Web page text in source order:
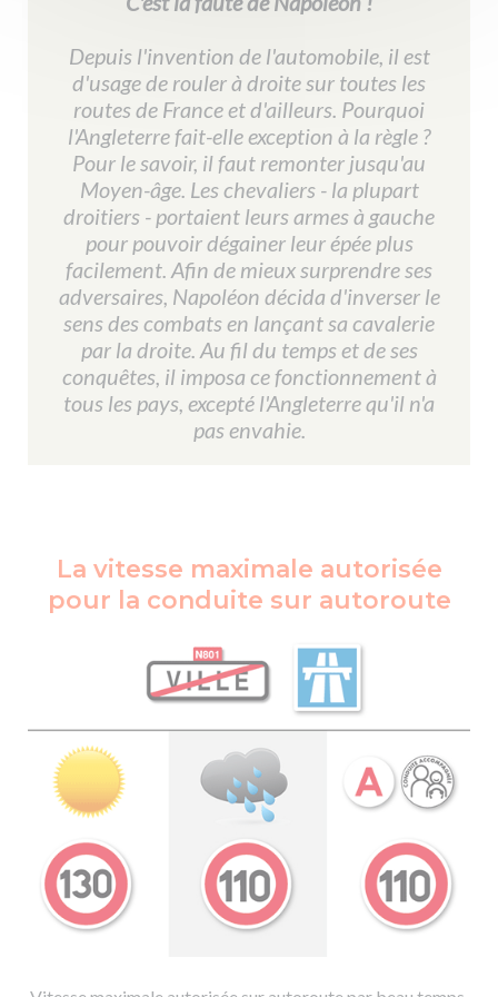
Depuis l'invention de l'automobile, il est
d'usage de rouler à droite sur toutes les
routes de France et d'ailleurs. Pourquoi
l'Angleterre fait-elle exception à la règle ?
Pour le savoir, il faut remonter jusqu'au
Moyen-âge. Les chevaliers - la plupart
droitiers - portaient leurs armes à gauche
pour pouvoir dégainer leur épée plus
facilement. Afin de mieux surprendre ses
adversaires, Napoléon décida d'inverser le
sens des combats en lançant sa cavalerie
par la droite. Au fil du temps et de ses
conquêtes, il imposa ce fonctionnement à
tous les pays, excepté l'Angleterre qu'il n'a
pas envahie.
La vitesse maximale autorisée
pour la conduite sur autoroute